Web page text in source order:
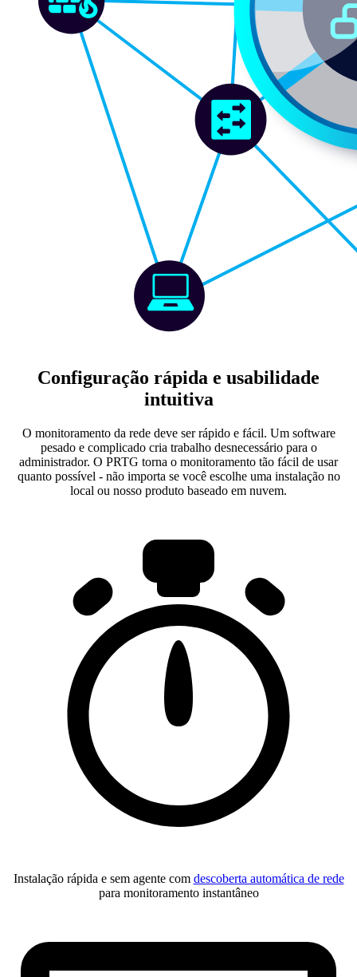
Configuração rápida e usabilidade
intuitiva
O monitoramento da rede deve ser rápido e fácil. Um software
pesado e complicado cria trabalho desnecessário para o
administrador. O PRTG torna o monitoramento tão fácil de usar
quanto possível - não importa se você escolhe uma instalação no
local ou nosso produto baseado em nuvem.
Instalação rápida e sem agente com descoberta automática de rede
para monitoramento instantâneo